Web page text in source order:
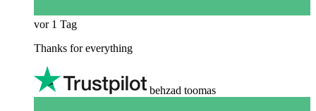
vor 1 Tag
Thanks for everything
behzad toomas